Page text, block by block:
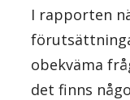
I rapporten
obekväma
det finns